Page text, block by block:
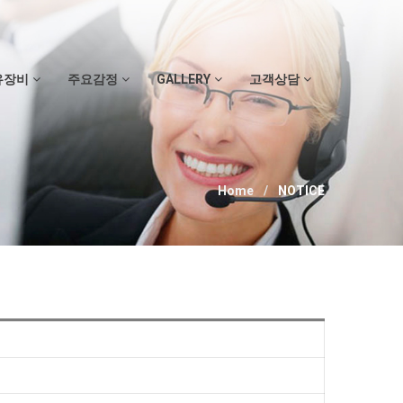
비 주요감정 GALLERY 고객상담
Home NOTICE